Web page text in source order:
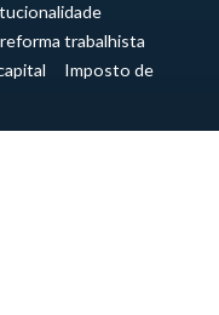
reforma trabalhista
Imposto de